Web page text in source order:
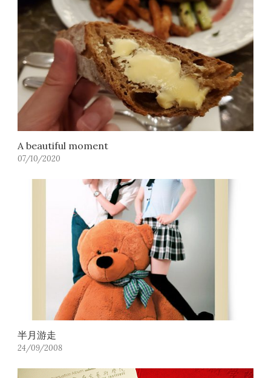
A beautiful moment
07/10/2020
半月游走
24/09/2008